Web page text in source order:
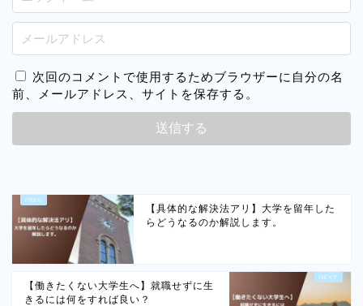
次回のコメントで使用するためブラウザーに自分の名
前、メールアドレス、サイトを保存する。
【具体的な解決法アリ】大学を留年した
らどうなるのか解説します。
【働きたくない大学生へ】就職せずに生
きるには何をすれば良い？